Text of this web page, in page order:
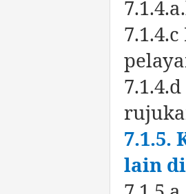
7.1.5.
lain